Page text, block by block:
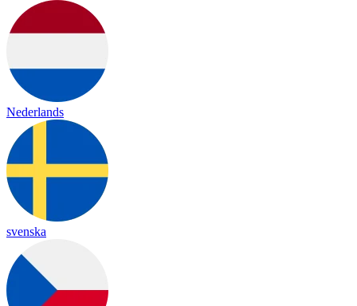
Nederlands
svenska